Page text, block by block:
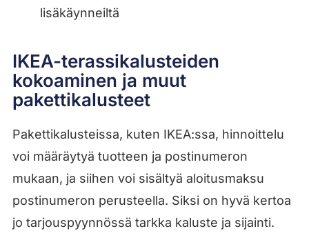
lisäkäynneiltä
IKEA-terassikalusteiden
kokoaminen ja muut
pakettikalusteet
Pakettikalusteissa, kuten IKEA:ssa, hinnoittelu
voi määräytyä tuotteen ja postinumeron
mukaan, ja siihen voi sisältyä aloitusmaksu
postinumeron perusteella. Siksi on hyvä kertoa
jo tarjouspyynnössä tarkka kaluste ja sijainti.